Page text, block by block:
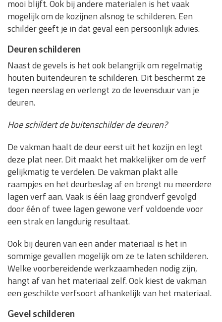
mooi blijft. Ook bij andere materialen is het vaak
mogelijk om de kozijnen alsnog te schilderen. Een
schilder geeft je in dat geval een persoonlijk advies.
Deuren schilderen
Naast de gevels is het ook belangrijk om regelmatig
houten buitendeuren te schilderen. Dit beschermt ze
tegen neerslag en verlengt zo de levensduur van je
deuren.
Hoe schildert de buitenschilder de deuren?
De vakman haalt de deur eerst uit het kozijn en legt
deze plat neer. Dit maakt het makkelijker om de verf
gelijkmatig te verdelen. De vakman plakt alle
raampjes en het deurbeslag af en brengt nu meerdere
lagen verf aan. Vaak is één laag grondverf gevolgd
door één of twee lagen gewone verf voldoende voor
een strak en langdurig resultaat.
Ook bij deuren van een ander materiaal is het in
sommige gevallen mogelijk om ze te laten schilderen.
Welke voorbereidende werkzaamheden nodig zijn,
hangt af van het materiaal zelf. Ook kiest de vakman
een geschikte verfsoort afhankelijk van het materiaal.
Gevel schilderen